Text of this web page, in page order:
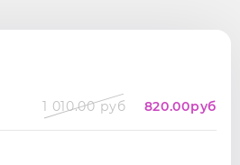
1 010.00 руб 820.00руб